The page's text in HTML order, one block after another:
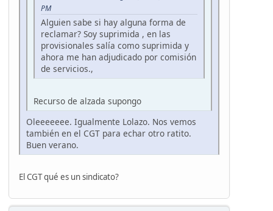
PM
Alguien sabe si hay alguna forma de
reclamar? Soy suprimida , en las
provisionales salía como suprimida y
ahora me han adjudicado por comisión
de servicios.,
Recurso de alzada supongo
Oleeeeeee. Igualmente Lolazo. Nos vemos
también en el CGT para echar otro ratito.
Buen verano.
El CGT qué es un sindicato?